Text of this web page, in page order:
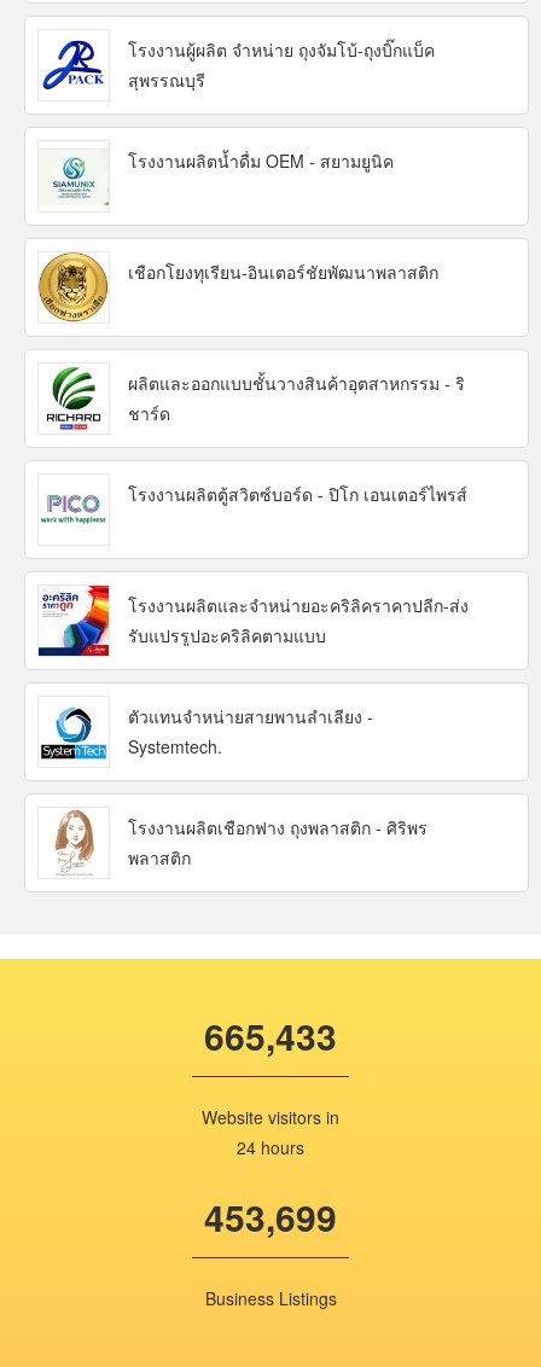
โรงงานผู้ผลิต จำหน่าย ถุงจัมโบ้-ถุงบิ๊กแบ็ค
สุพรรณบุรี
โรงงานผลิตน้ำดื่ม OEM - สยามยูนิค
เชือกโยงทุเรียน-อินเตอร์ชัยพัฒนาพลาสติก
ผลิตและออกแบบชั้นวางสินค้าอุตสาหกรรม - ริ
ชาร์ด
โรงงานผลิตตู้สวิตซ์บอร์ด - ปิโก เอนเตอร์ไพรส์
โรงงานผลิตและจำหน่ายอะคริลิคราคาปลีก-ส่ง
รับแปรรูปอะคริลิคตามแบบ
ตัวแทนจำหน่ายสายพานลำเลียง -
Systemtech.
โรงงานผลิตเชือกฟาง ถุงพลาสติก - ศิริพร
พลาสติก
665,433
Website visitors in
24 hours
453,699
Business Listings